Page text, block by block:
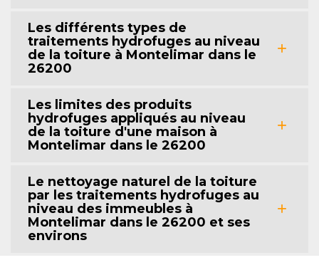
Les différents types de
traitements hydrofuges au niveau
de la toiture à Montelimar dans le
26200
Les limites des produits
hydrofuges appliqués au niveau
de la toiture d'une maison à
Montelimar dans le 26200
Le nettoyage naturel de la toiture
par les traitements hydrofuges au
niveau des immeubles à
Montelimar dans le 26200 et ses
environs